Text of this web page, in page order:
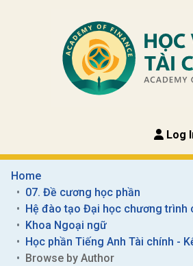
Log
Home
07. Đề cương học phần
Hệ đào tạo Đại học chương trình
Khoa Ngoại ngữ
Học phần Tiếng Anh Tài chính -
Browse by Author